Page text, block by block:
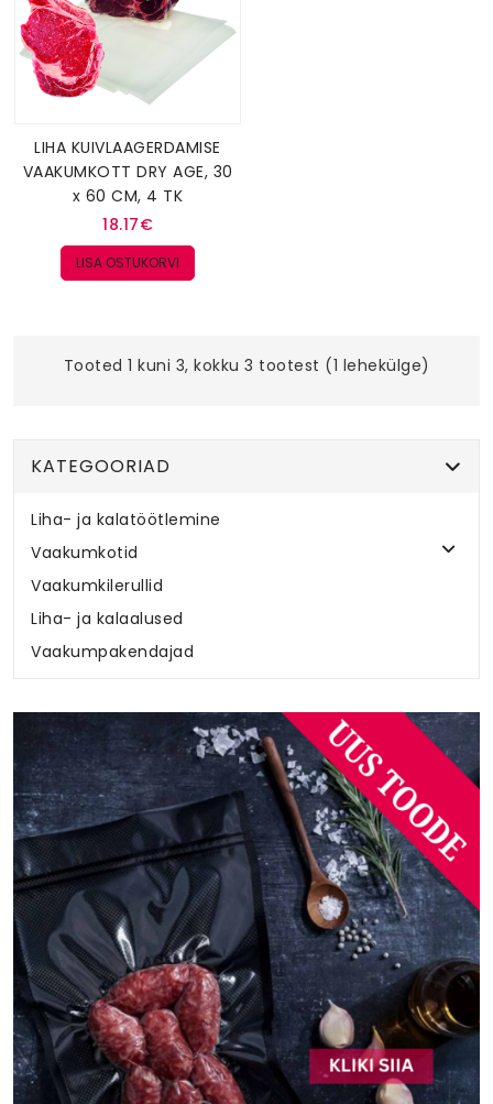
LIHA KUIVLAAGERDAMISE
VAAKUMKOTT DRY AGE, 30
x 60 CM, 4 TK
18.17€
LISA OSTUKORVI
Tooted 1 kuni 3, kokku 3 tootest (1 lehekülge)
KATEGOORIAD
Liha- ja kalatöötlemine
Vaakumkotid
Vaakumkilerullid
Liha- ja kalaalused
Vaakumpakendajad